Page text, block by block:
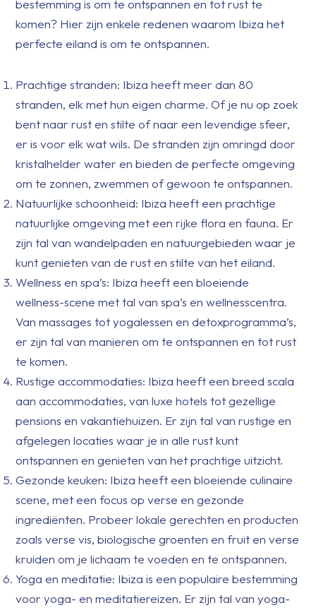
bestemming is om te ontspannen en tot rust te
komen? Hier zijn enkele redenen waarom Ibiza het
perfecte eiland is om te ontspannen.
Prachtige stranden: Ibiza heeft meer dan 80
stranden, elk met hun eigen charme. Of je nu op zoek
bent naar rust en stilte of naar een levendige sfeer,
er is voor elk wat wils. De stranden zijn omringd door
kristalhelder water en bieden de perfecte omgeving
om te zonnen, zwemmen of gewoon te ontspannen.
Natuurlijke schoonheid: Ibiza heeft een prachtige
natuurlijke omgeving met een rijke flora en fauna. Er
zijn tal van wandelpaden en natuurgebieden waar je
kunt genieten van de rust en stilte van het eiland.
Wellness en spa’s: Ibiza heeft een bloeiende
wellness-scene met tal van spa’s en wellnesscentra.
Van massages tot yogalessen en detoxprogramma’s,
er zijn tal van manieren om te ontspannen en tot rust
te komen.
Rustige accommodaties: Ibiza heeft een breed scala
aan accommodaties, van luxe hotels tot gezellige
pensions en vakantiehuizen. Er zijn tal van rustige en
afgelegen locaties waar je in alle rust kunt
ontspannen en genieten van het prachtige uitzicht.
Gezonde keuken: Ibiza heeft een bloeiende culinaire
scene, met een focus op verse en gezonde
ingrediënten. Probeer lokale gerechten en producten
zoals verse vis, biologische groenten en fruit en verse
kruiden om je lichaam te voeden en te ontspannen.
Yoga en meditatie: Ibiza is een populaire bestemming
voor yoga- en meditatiereizen. Er zijn tal van yoga-